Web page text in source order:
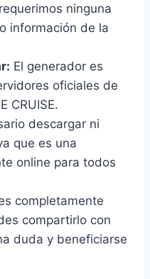
ninguna
información de la
El generador es
oficiales de
CRUISE.
descargar ni
que es una
online para todos
completamente
compartirlo con
duda y beneficiarse